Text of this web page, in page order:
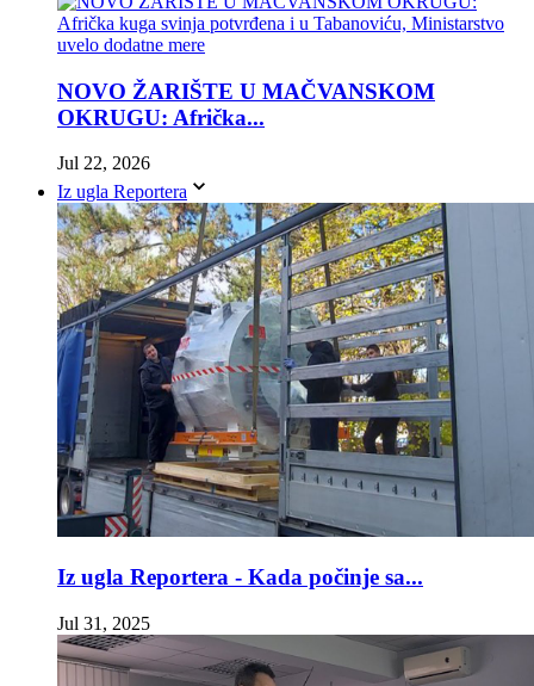
NOVO ŽARIŠTE U MAČVANSKOM
OKRUGU: Afrička...
Jul 22, 2026
Iz ugla Reportera
Iz ugla Reportera - Kada počinje sa...
Jul 31, 2025